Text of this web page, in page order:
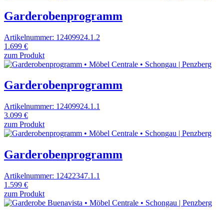
Garderobenprogramm
Artikelnummer: 12409924.1.2
1.699 €
zum Produkt
Garderobenprogramm
Artikelnummer: 12409924.1.1
3.099 €
zum Produkt
Garderobenprogramm
Artikelnummer: 12422347.1.1
1.599 €
zum Produkt